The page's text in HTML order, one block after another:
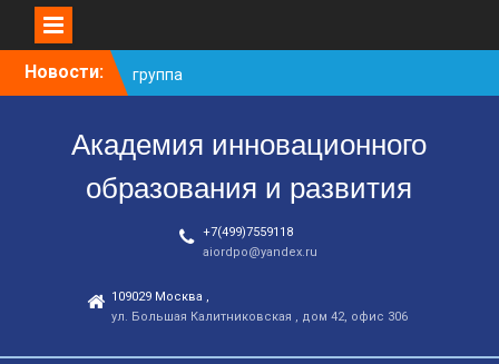
Новости:
С юбилеем КЦ!
Координационному
Заседание рабочей
группа
Академия инновационного
образования и развития
+7(499)7559118
aiordpo@yandex.ru
109029 Москва ,
ул. Большая Калитниковская , дом 42, офис 306